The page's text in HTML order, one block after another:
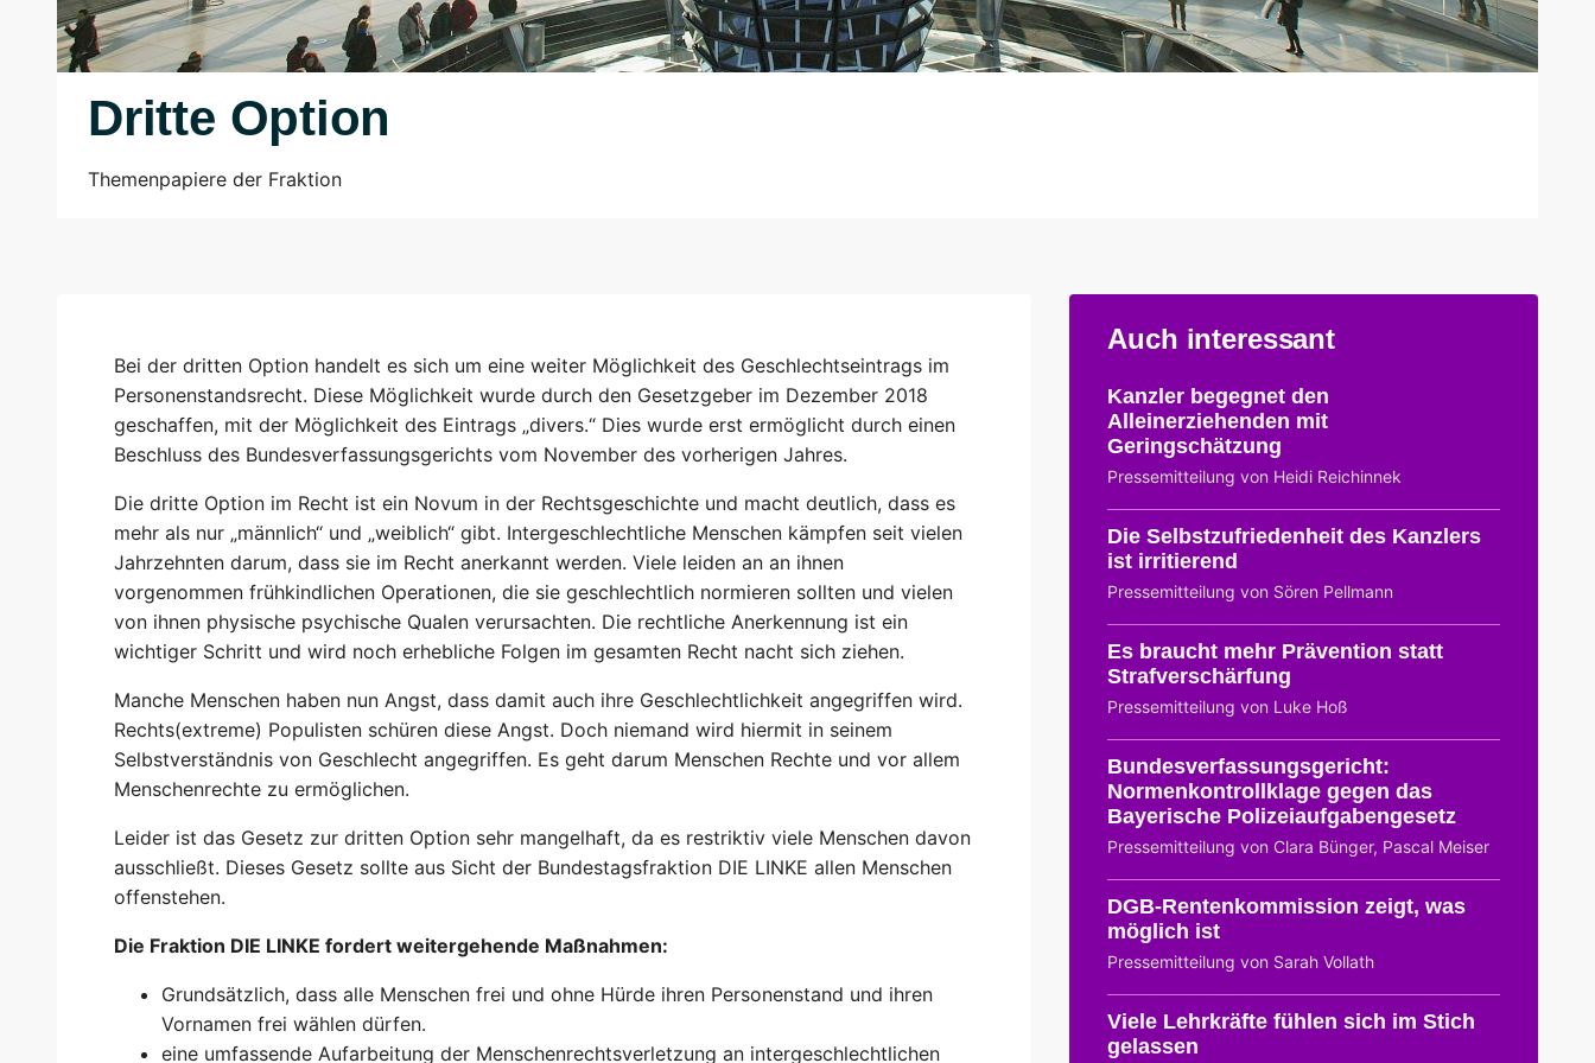
Dritte Option
Themenpapiere der Fraktion
Bei der dritten Option handelt es sich um eine weiter Möglichkeit des Geschlechtseintrags im
Personenstandsrecht. Diese Möglichkeit wurde durch den Gesetzgeber im Dezember 2018
geschaffen, mit der Möglichkeit des Eintrags „divers.“ Dies wurde erst ermöglicht durch einen
Beschluss des Bundesverfassungsgerichts vom November des vorherigen Jahres.
Die dritte Option im Recht ist ein Novum in der Rechtsgeschichte und macht deutlich, dass es
mehr als nur „männlich“ und „weiblich“ gibt. Intergeschlechtliche Menschen kämpfen seit vielen
Jahrzehnten darum, dass sie im Recht anerkannt werden. Viele leiden an an ihnen
vorgenommen frühkindlichen Operationen, die sie geschlechtlich normieren sollten und vielen
von ihnen physische psychische Qualen verursachten. Die rechtliche Anerkennung ist ein
wichtiger Schritt und wird noch erhebliche Folgen im gesamten Recht nacht sich ziehen.
Manche Menschen haben nun Angst, dass damit auch ihre Geschlechtlichkeit angegriffen wird.
Rechts(extreme) Populisten schüren diese Angst. Doch niemand wird hiermit in seinem
Selbstverständnis von Geschlecht angegriffen. Es geht darum Menschen Rechte und vor allem
Menschenrechte zu ermöglichen.
Leider ist das Gesetz zur dritten Option sehr mangelhaft, da es restriktiv viele Menschen davon
ausschließt. Dieses Gesetz sollte aus Sicht der Bundestagsfraktion DIE LINKE allen Menschen
offenstehen.
Die Fraktion DIE LINKE fordert weitergehende Maßnahmen:
Grundsätzlich, dass alle Menschen frei und ohne Hürde ihren Personenstand und ihren
Vornamen frei wählen dürfen.
eine umfassende Aufarbeitung der Menschenrechtsverletzung an intergeschlechtlichen
Auch interessant
Kanzler begegnet den
Alleinerziehenden mit
Geringschätzung
Pressemitteilung von Heidi Reichinnek
Die Selbstzufriedenheit des Kanzlers
ist irritierend
Pressemitteilung von Sören Pellmann
Es braucht mehr Prävention statt
Strafverschärfung
Pressemitteilung von Luke Hoß
Bundesverfassungsgericht:
Normenkontrollklage gegen das
Bayerische Polizeiaufgabengesetz
Pressemitteilung von Clara Bünger, Pascal Meiser
DGB-Rentenkommission zeigt, was
möglich ist
Pressemitteilung von Sarah Vollath
Viele Lehrkräfte fühlen sich im Stich
gelassen